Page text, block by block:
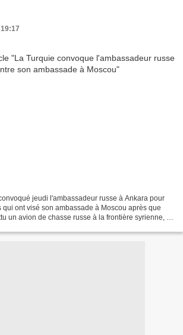
jeudi l'ambassadeur russe à Ankara pour
ont visé son ambassade à Moscou après que
un avion de chasse russe à la frontière syrienne, a